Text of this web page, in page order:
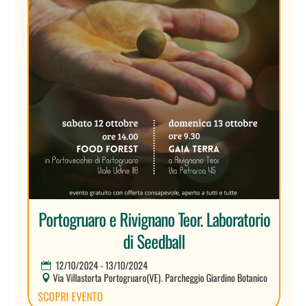
Portogruaro e Rivignano Teor. Laboratorio
di Seedball
12/10/2024 - 13/10/2024
Via Villastorta Portogruaro(VE). Parcheggio Giardino Botanico
SCOPRI EVENTO